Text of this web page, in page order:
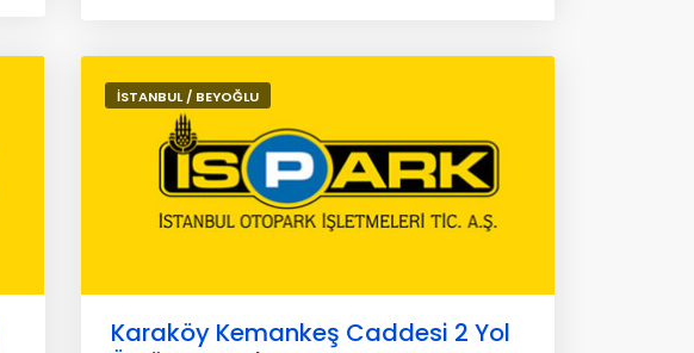
İSTANBUL / BEYOĞLU
Karaköy Kemankeş Caddesi 2 Yol